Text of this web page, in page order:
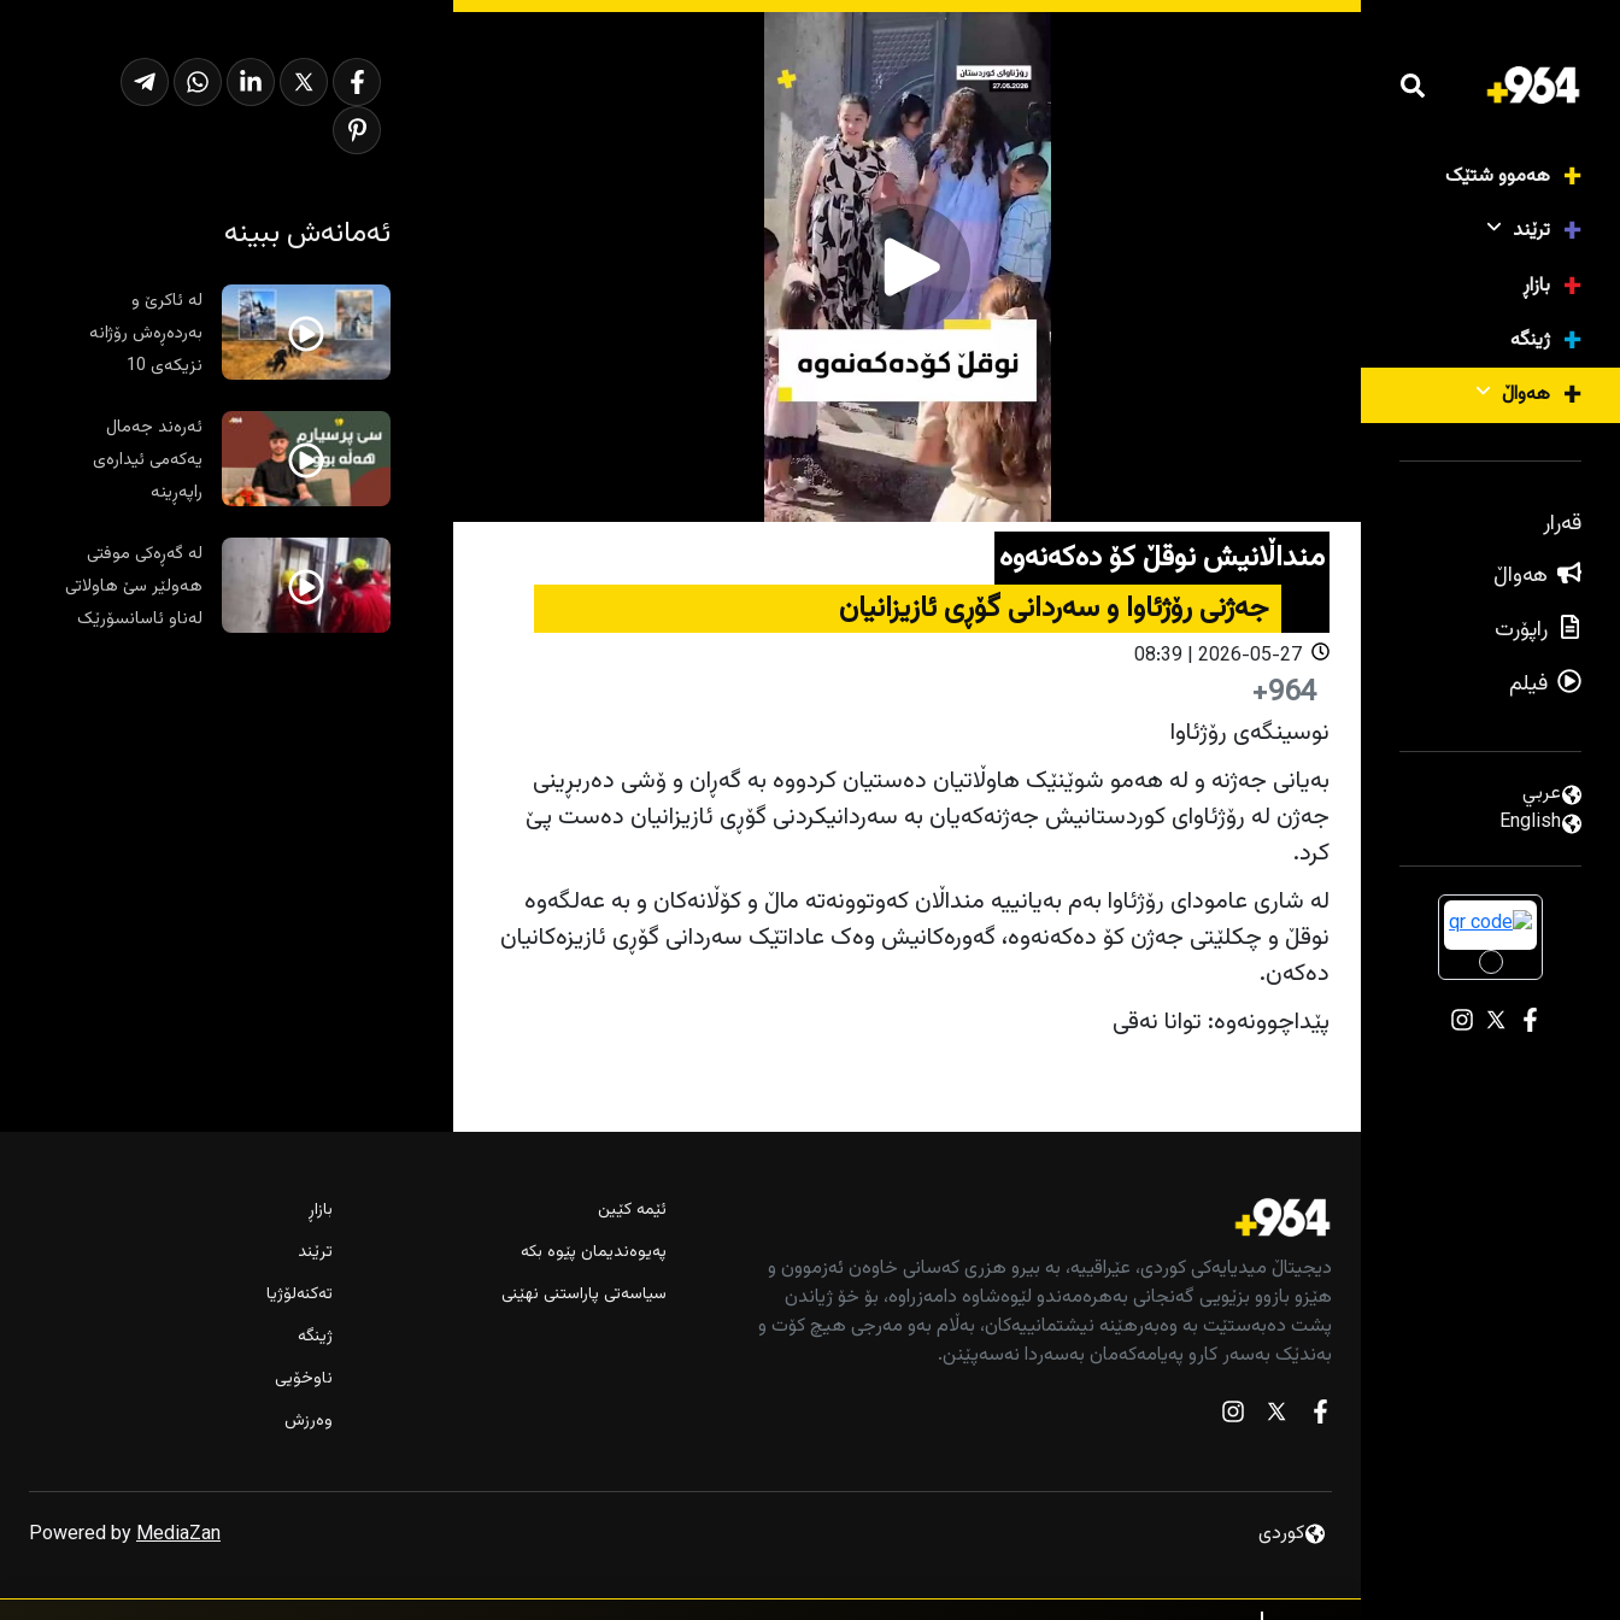
هەموو شتێک
ترێند
بازاڕ
ژینگە
هەواڵ
قەرار
هەواڵ
راپۆرت
فیلم
عربي
English
منداڵانیش نوقڵ کۆ دەکەنەوە
جەژنی رۆژئاوا و سەردانی گۆڕی ئازیزانیان
2026-05-27 | 08:39
964+
نوسینگەی رۆژئاوا
بەیانی جەژنە و لە هەمو شوێنێک هاوڵاتیان دەستیان کردووە بە گەڕان و ۆشی دەربڕینی
جەژن لە رۆژئاوای کوردستانیش جەژنەکەیان بە سەردانیکردنی گۆڕی ئازیزانیان دەست پێ
کرد.
لە شاری عامودای رۆژئاوا بەم بەیانییە منداڵان کەوتوونەتە ماڵ و کۆڵانەکان و بە عەلگەوە
نوقڵ و چکلێتی جەژن کۆ دەکەنەوە، گەورەکانیش وەک عاداتێک سەردانی گۆڕی ئازیزەکانیان
دەکەن.
پێداچوونەوە: توانا نەقی
ئەمانەش ببینە
لە ئاکرێ و
بەردەڕەش رۆژانە
نزیکەی 10
روویانداوە
ئەرەند جەمال
یەکەمی ئیدارەی
راپەڕینە
لە گەڕەکی موفتی
هەولێر سێ هاولاتی
لەناو ئاسانسۆرێک
دیجیتاڵ میدیایەکی کوردی، عێراقییە، بە بیرو هزری کەسانی خاوەن ئەزموون و
هێزو بازوو بزێویی گەنجانی بەهرەمەندو لێوەشاوە دامەزراوە، بۆ خۆ ژیاندن
پشت دەبەستێت بە وەبەرهێنە نیشتمانییەکان، بەڵام بەو مەرجی هیچ کۆت و
بەندێک بەسەر کارو پەیامەکەمان بەسەردا نەسەپێنن.
ئێمە کێین
پەیوەندیمان پێوە بکە
سیاسەتی پاراستنی نهێنی
بازاڕ
ترێند
تەکنەلۆژیا
ژینگە
ناوخۆیی
وەرزش
كوردى Powered byMediaZan